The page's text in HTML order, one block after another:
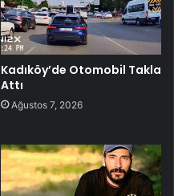
Kadıköy’de Otomobil Takla
Attı
Ağustos 7, 2026